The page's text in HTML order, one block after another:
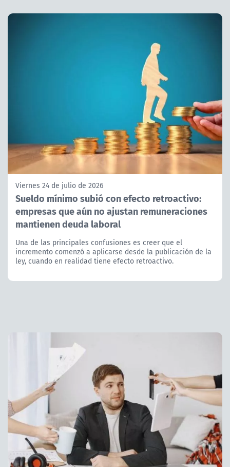
Viernes 24 de julio de 2026
Sueldo mínimo subió con efecto retroactivo:
empresas que aún no ajustan remuneraciones
mantienen deuda laboral
Una de las principales confusiones es creer que el
incremento comenzó a aplicarse desde la publicación de la
ley, cuando en realidad tiene efecto retroactivo.